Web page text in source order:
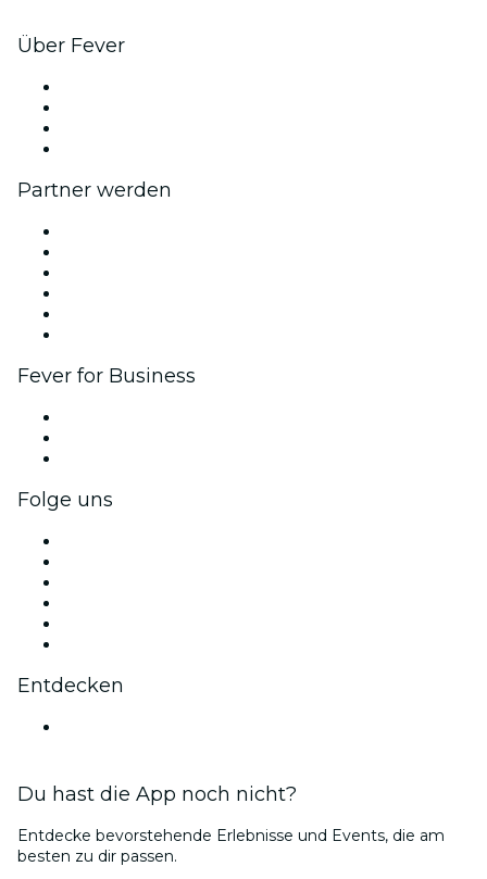
Über Fever
Partner werden
Fever for Business
Folge uns
Entdecken
Du hast die App noch nicht?
Entdecke bevorstehende Erlebnisse und Events, die am
besten zu dir passen.